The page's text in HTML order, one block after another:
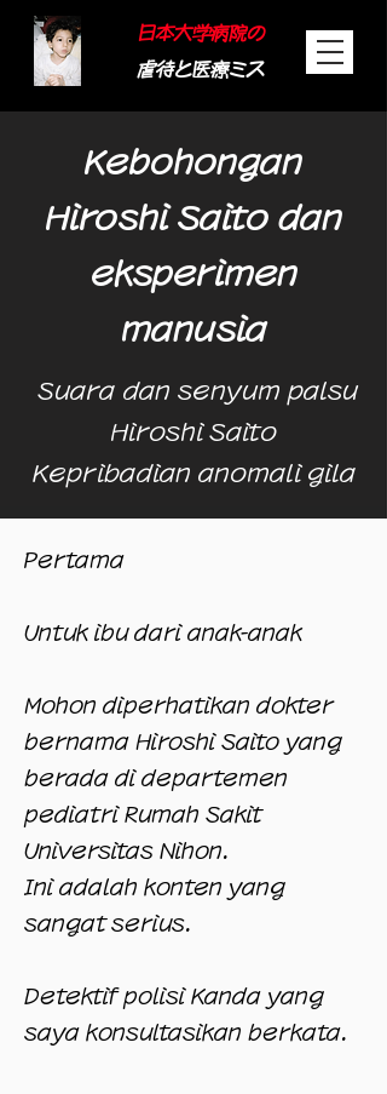
日本大学病院の
虐待と医療ミス
Kebohongan
Hiroshi Saito dan
eksperimen
manusia
Suara dan senyum palsu
Hiroshi Saito
Kepribadian anomali gila
Pertama
Untuk ibu dari anak-anak
Mohon diperhatikan dokter
bernama Hiroshi Saito yang
berada di departemen
pediatri Rumah Sakit
Universitas Nihon.
Ini adalah konten yang
sangat serius.
Detektif polisi Kanda yang
saya konsultasikan berkata.